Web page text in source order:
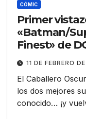
CÓMIC
Primer
«Batman/
Finest» de
11 DE FEBRERO
El Caballero
los dos mejores
conocido… ¡y